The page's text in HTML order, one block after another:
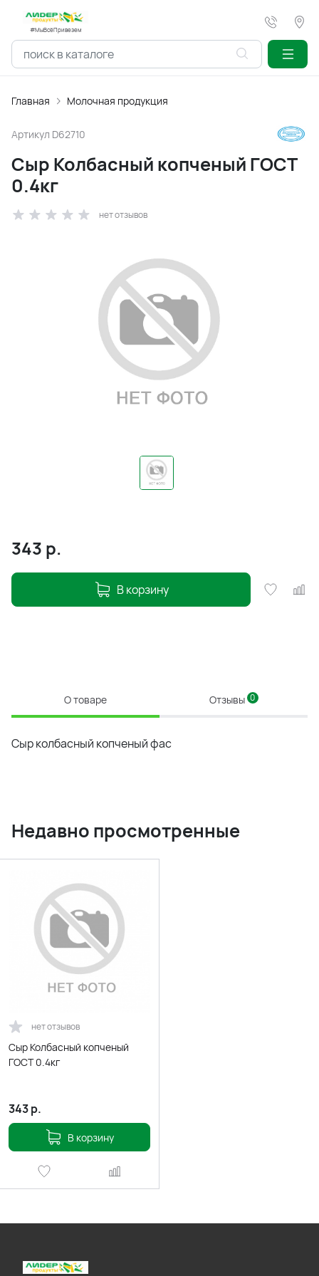
#МыВсёПривезем
Главная Молочная продукция
Артикул D62710
Сыр Колбасный копченый ГОСТ
0.4кг
нет отзывов
343 р.
В корзину
О товаре Отзывы 0
Сыр колбасный копченый фас
Недавно просмотренные
нет отзывов
Сыр Колбасный копченый
ГОСТ 0.4кг
343р.
В корзину